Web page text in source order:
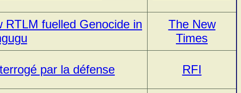
RTLM fuelled Genocide in
The New
Times
par la défense RFI